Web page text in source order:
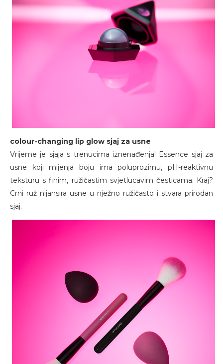
colour-changing lip glow sjaj za usne
Vrijeme je sjaja s trenucima iznenađenja! Essence sjaj za
usne koji mijenja boju ima poluprozirnu, pH-reaktivnu
teksturu s finim, ružičastim svjetlucavim česticama. Kraj?
Crni ruž nijansira usne u nježno ružičasto i stvara prirodan
sjaj.